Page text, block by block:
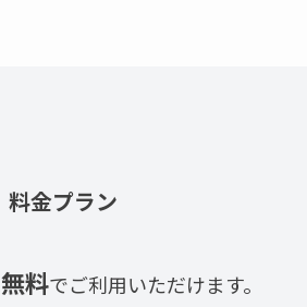
料金プラン
無料でご利用いただけます。